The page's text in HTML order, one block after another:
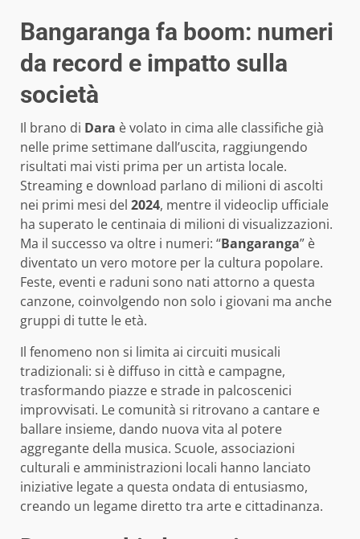
Bangaranga fa boom: numeri
da record e impatto sulla
società
Il brano di Dara è volato in cima alle classifiche già
nelle prime settimane dall’uscita, raggiungendo
risultati mai visti prima per un artista locale.
Streaming e download parlano di milioni di ascolti
nei primi mesi del 2024, mentre il videoclip ufficiale
ha superato le centinaia di milioni di visualizzazioni.
Ma il successo va oltre i numeri: “Bangaranga” è
diventato un vero motore per la cultura popolare.
Feste, eventi e raduni sono nati attorno a questa
canzone, coinvolgendo non solo i giovani ma anche
gruppi di tutte le età.
Il fenomeno non si limita ai circuiti musicali
tradizionali: si è diffuso in città e campagne,
trasformando piazze e strade in palcoscenici
improvvisati. Le comunità si ritrovano a cantare e
ballare insieme, dando nuova vita al potere
aggregante della musica. Scuole, associazioni
culturali e amministrazioni locali hanno lanciato
iniziative legate a questa ondata di entusiasmo,
creando un legame diretto tra arte e cittadinanza.